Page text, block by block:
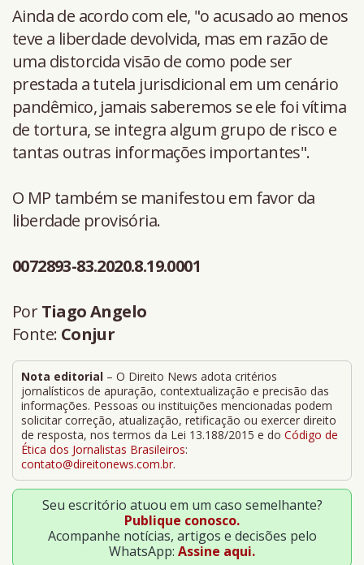
Ainda de acordo com ele, "o acusado ao menos
teve a liberdade devolvida, mas em razão de
uma distorcida visão de como pode ser
prestada a tutela jurisdicional em um cenário
pandêmico, jamais saberemos se ele foi vítima
de tortura, se integra algum grupo de risco e
tantas outras informações importantes".
O MP também se manifestou em favor da
liberdade provisória.
0072893-83.2020.8.19.0001
PorTiago Angelo
Fonte: Conjur
Nota editorial – O Direito News adota critérios
jornalísticos de apuração, contextualização e precisão das
informações. Pessoas ou instituições mencionadas podem
solicitar correção, atualização, retificação ou exercer direito
de resposta, nos termos da Lei 13.188/2015 e do Código de
Ética dos Jornalistas Brasileiros:
contato@direitonews.com.br.
Seu escritório atuou em um caso semelhante?
Publique conosco.
Acompanhe notícias, artigos e decisões pelo
WhatsApp: Assine aqui.